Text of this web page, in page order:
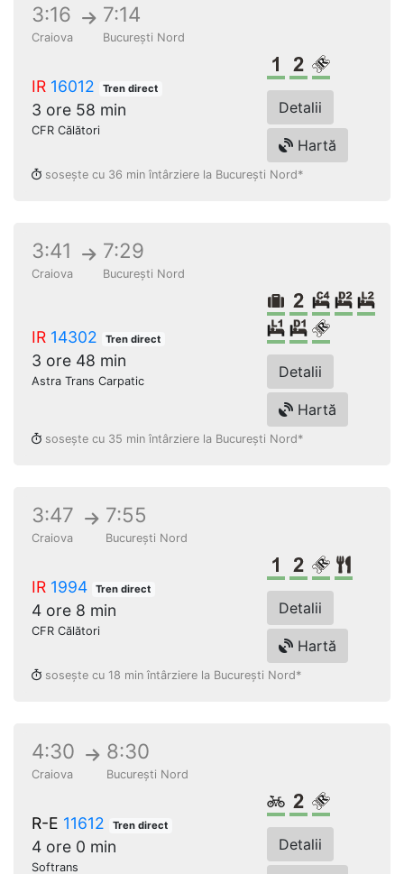
3:16
Craiova
7:14
București Nord
IR 16012 Tren direct
3 ore 58 min
CFR Călători
Clasa 1Clasa a 2-a
Loc
Detalii
Hartă
sosește cu 36 min întârziere la București Nord*
3:41
Craiova
7:29
București Nord
IR 14302 Tren direct
3 ore 48 min
Astra Trans Carpatic
Bagaje
Clasa a 2-a
Cușetă
Dormit lux
Dormit
Loc
Detalii
Hartă
sosește cu 35 min întârziere la București Nord*
3:47
Craiova
7:55
București Nord
IR 1994 Tren direct
4 ore 8 min
CFR Călători
Clasa 1
Clasa a 2-a
Loc
Detalii
Hartă
sosește cu 18 min întârziere la București Nord*
4:30
Craiova
8:30
București Nord
R-E 11612 Tren direct
4 ore 0 min
Softrans
Biciclete
Clasa a 2-a
Loc
Detalii